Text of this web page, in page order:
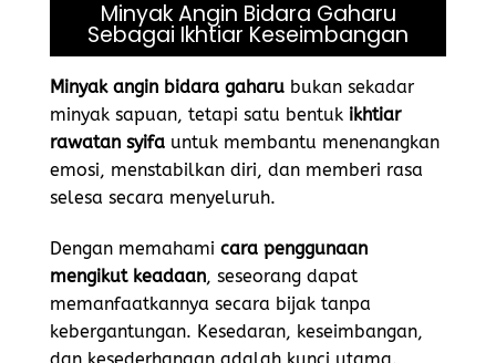
Minyak Angin Bidara Gaharu
Sebagai Ikhtiar Keseimbangan
Minyak angin bidara gaharu bukan sekadar
minyak sapuan, tetapi satu bentuk ikhtiar
rawatan syifa untuk membantu menenangkan
emosi, menstabilkan diri, dan memberi rasa
selesa secara menyeluruh.
Dengan memahami cara penggunaan
mengikut keadaan, seseorang dapat
memanfaatkannya secara bijak tanpa
kebergantungan. Kesedaran, keseimbangan,
dan kesederhanaan adalah kunci utama.